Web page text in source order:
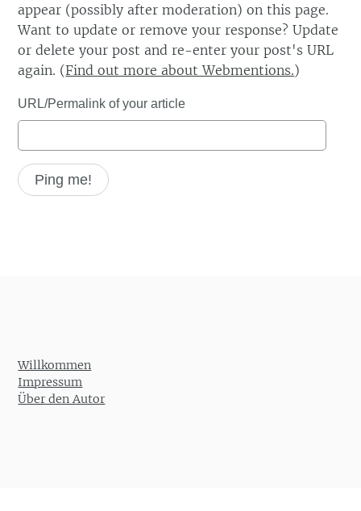
appear (possibly after moderation) on this page.
Want to update or remove your response? Update
or delete your post and re-enter your post's URL
again. (Find out more about Webmentions.)
URL/Permalink of your article
Willkommen
Impressum
Über den Autor